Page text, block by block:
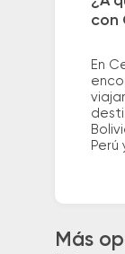
con
En
Perú
Más